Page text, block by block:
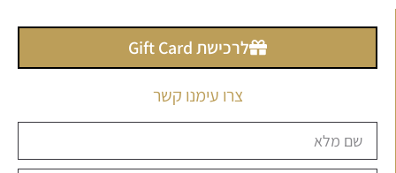
לרכישת Gift Card
צרו עימנו קשר